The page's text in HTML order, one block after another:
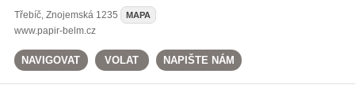
Třebíč, Znojemská 1235 MAPA
www.papir-belm.cz
NAVIGOVAT VOLAT NAPIŠTE NÁM